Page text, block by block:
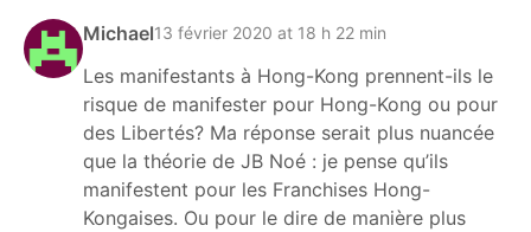
Michael13 février 2020 at 18 h 22 min
Les manifestants à Hong-Kong prennent-ils le
risque de manifester pour Hong-Kong ou pour
des Libertés? Ma réponse serait plus nuancée
que la théorie de JB Noé : je pense qu’ils
manifestent pour les Franchises Hong-
Kongaises. Ou pour le dire de manière plus